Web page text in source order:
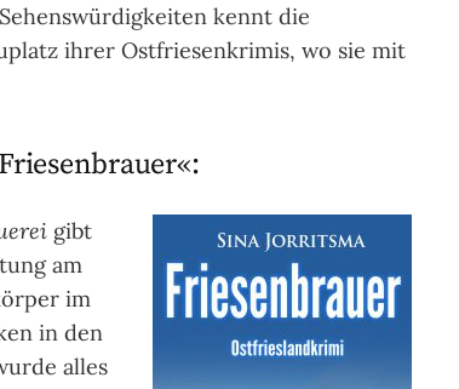
kennt die
ihrer Ostfriesenkrimis, wo sie mit
gibt
am
im
in den
alles